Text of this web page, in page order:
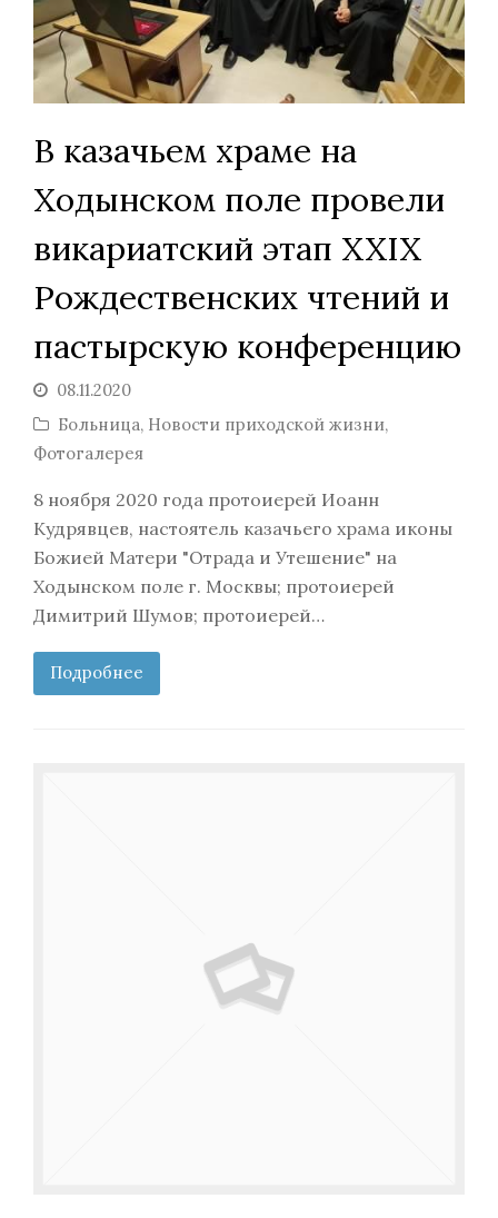
В казачьем храме на
Ходынском поле провели
викариатский этап XXIХ
Рождественских чтений и
пастырскую конференцию
08.11.2020
Больница, Новости приходской жизни,
Фотогалерея
8 ноября 2020 года протоиерей Иоанн
Кудрявцев, настоятель казачьего храма иконы
Божией Матери "Отрада и Утешение" на
Ходынском поле г. Москвы; протоиерей
Димитрий Шумов; протоиерей…
Подробнее